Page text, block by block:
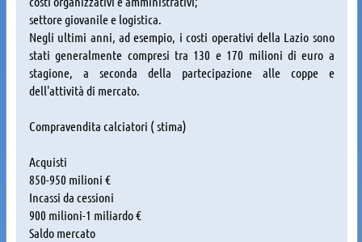
settore giovanile e logistica.
Negli ultimi anni, ad esempio, i costi operativi della Lazio sono
stati generalmente compresi tra 130 e 170 milioni di euro a
stagione, a seconda della partecipazione alle coppe e
dell'attività di mercato.
Compravendita calciatori ( stima)
Acquisti
850-950 milioni €
Incassi da cessioni
900 milioni-1 miliardo €
Saldo mercato